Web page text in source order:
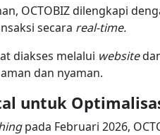
OCTOBIZ dilengkapi
secara real-time.
diakses melalui website
dan nyaman.
untuk
pada Februari 2026,